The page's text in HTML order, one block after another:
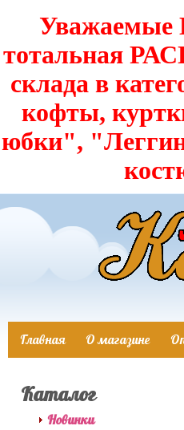
Уважаемые
тотальная
склада в
кофты,
юбки",
Главная О магазине
Каталог
Новинки